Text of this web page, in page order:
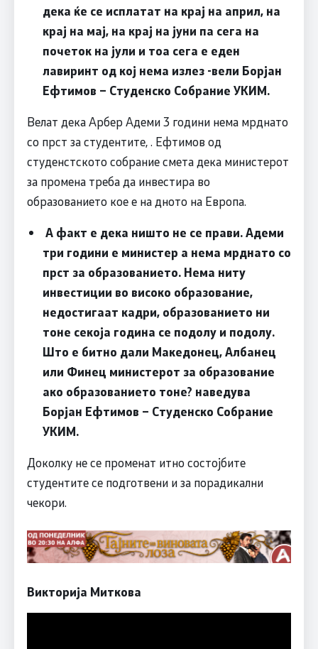
дека ќе се исплатат на крај на април, на
крај на мај, на крај на јуни па сега на
почеток на јули и тоа сега е еден
лавиринт од кој нема излез -вели Борјан
Ефтимов – Студенско Собрание УКИМ.
Велат дека Арбер Адеми 3 години нема мрднато
со прст за студентите, . Ефтимов од
студенстското собрание смета дека министерот
за промена треба да инвестира во
образованието кое е на дното на Европа.
А факт е дека ништо не се прави. Адеми
три години е министер а нема мрднато со
прст за образованието. Нема ниту
инвестиции во високо образование,
недостигаат кадри, образованието ни
тоне секоја година се подолу и подолу.
Што е битно дали Македонец, Албанец
или Финец министерот за образование
ако образованието тоне? наведува
Борјан Ефтимов – Студенско Собрание
УКИМ.
Доколку не се променат итно состојбите
студентите се подготвени и за порадикални
чекори.
Викторија Миткова